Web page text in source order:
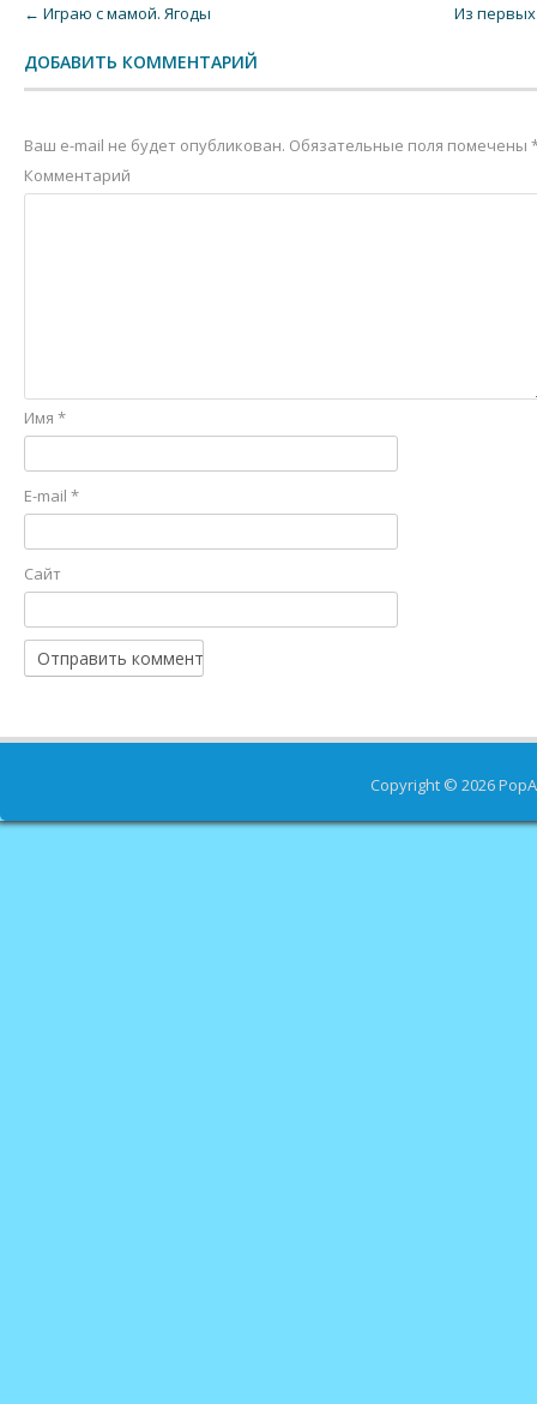
Post navigation
← Играю с мамой. Ягоды Из
ДОБАВИТЬ КОММЕНТАРИЙ
Ваш e-mail не будет опубликован. Обязательные поля помечены
Комментарий
Имя *
E-mail *
Сайт
Copyright © 2026